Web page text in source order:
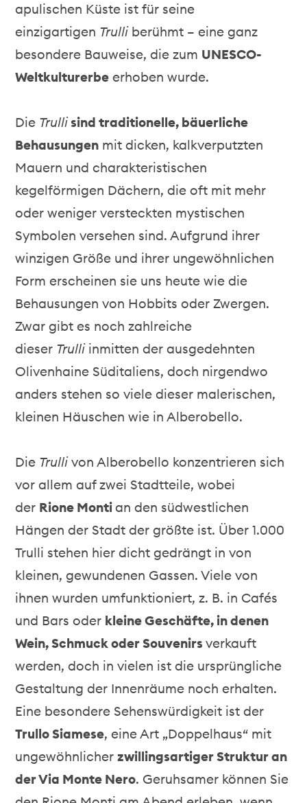
apulischen Küste ist für seine
einzigartigen Trulliberühmt – eine ganz
besondere Bauweise, die zum UNESCO-
Weltkulturerbe erhoben wurde.
Die Trullisind traditionelle, bäuerliche
Behausungen mit dicken, kalkverputzten
Mauern und charakteristischen
kegelförmigen Dächern, die oft mit mehr
oder weniger versteckten mystischen
Symbolen versehen sind. Aufgrund ihrer
winzigen Größe und ihrer ungewöhnlichen
Form erscheinen sie uns heute wie die
Behausungen von Hobbits oder Zwergen.
Zwar gibt es noch zahlreiche
dieser Trulliinmitten der ausgedehnten
Olivenhaine Süditaliens, doch nirgendwo
anders stehen so viele dieser malerischen,
kleinen Häuschen wie in Alberobello.
Die Trullivon Alberobello konzentrieren sich
vor allem auf zwei Stadtteile, wobei
der Rione Montian den südwestlichen
Hängen der Stadt der größte ist. Über 1.000
Trulli stehen hier dicht gedrängt in von
kleinen, gewundenen Gassen. Viele von
ihnen wurden umfunktioniert, z. B. in Cafés
und Bars oder kleine Geschäfte, in denen
Wein, Schmuck oder Souvenirsverkauft
werden, doch in vielen ist die ursprüngliche
Gestaltung der Innenräume noch erhalten.
Eine besondere Sehenswürdigkeit ist der
Trullo Siamese, eine Art „Doppelhaus“ mit
ungewöhnlicherzwillingsartiger Struktur an
der Via Monte Nero. Geruhsamer können Sie